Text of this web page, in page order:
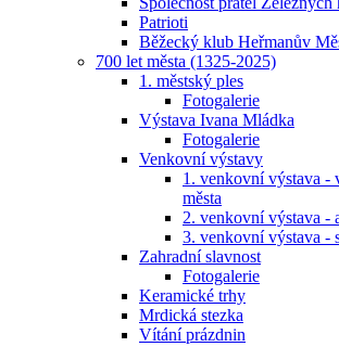
Patrioti
Běžecký klub Heřmanův
700 let města (1325-2025)
1. městský ples
Fotogalerie
Výstava Ivana Mládka
Fotogalerie
Venkovní výstavy
1. venkovní výstava -
města
2. venkovní výstava -
3. venkovní výstava -
Zahradní slavnost
Fotogalerie
Keramické trhy
Mrdická stezka
Vítání prázdnin